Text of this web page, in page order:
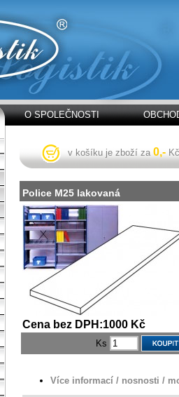
O SPOLEČNOSTI
v košíku je zboží za 0,- Kč
Police M25 lakovaná
Cena bez DPH:1000 Kč
Ks
Více informací / nosnosti /